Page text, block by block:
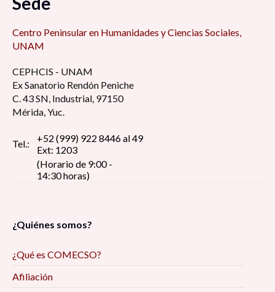
Centro Peninsular en Humanidades y Ciencias Sociales,
UNAM
CEPHCIS - UNAM
Ex Sanatorio Rendón Peniche
C. 43 SN, Industrial, 97150
Mérida, Yuc.
Tel.:
+52 (999) 922 8446 al 49
Ext: 1203
(Horario de 9:00 -
14:30 horas)
¿Quiénes somos?
¿Qué es COMECSO?
Afiliación